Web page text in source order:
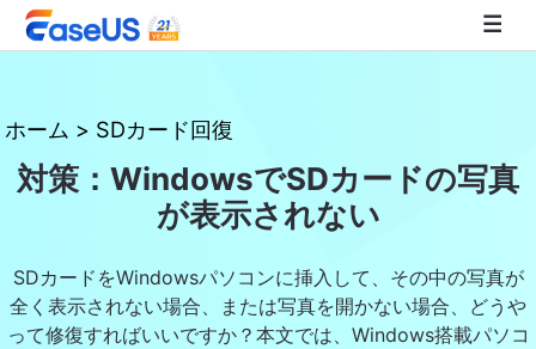
EaseUS
ホーム > SDカード回復
対策：WindowsでSDカードの写真
が表示されない
SDカードをWindowsパソコンに挿入して、その中の写真が
全く表示されない場合、または写真を開かない場合、どうや
って修復すればいいですか？本文では、Windows搭載パソコ